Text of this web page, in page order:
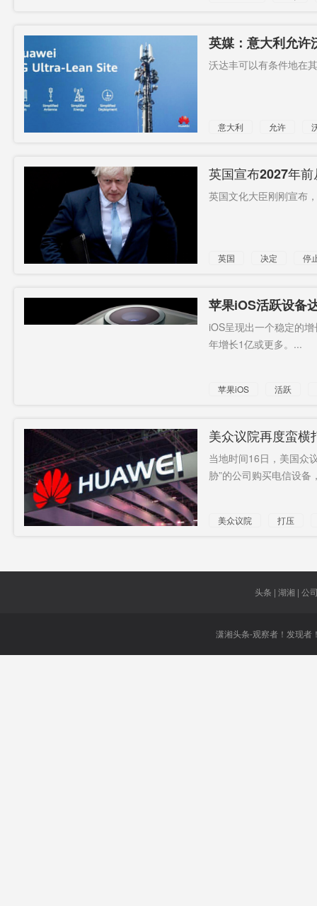
英媒：意大利允许
沃达丰可以有条件地在
意大利 允许
英国宣布2027年
英国文化大臣刚刚宣布
英国 决定 停
苹果iOS活跃设备
火箭”
iOS呈现出一个稳定的
年增长1亿或更多。...
苹果iOS
活跃
美众议院再度蛮横
当地时间16日，美国众
胁”的公司购买电信设备
美众议院
打压
头条 | 湖湘 | 公
潇湘头条-观察者！发现者